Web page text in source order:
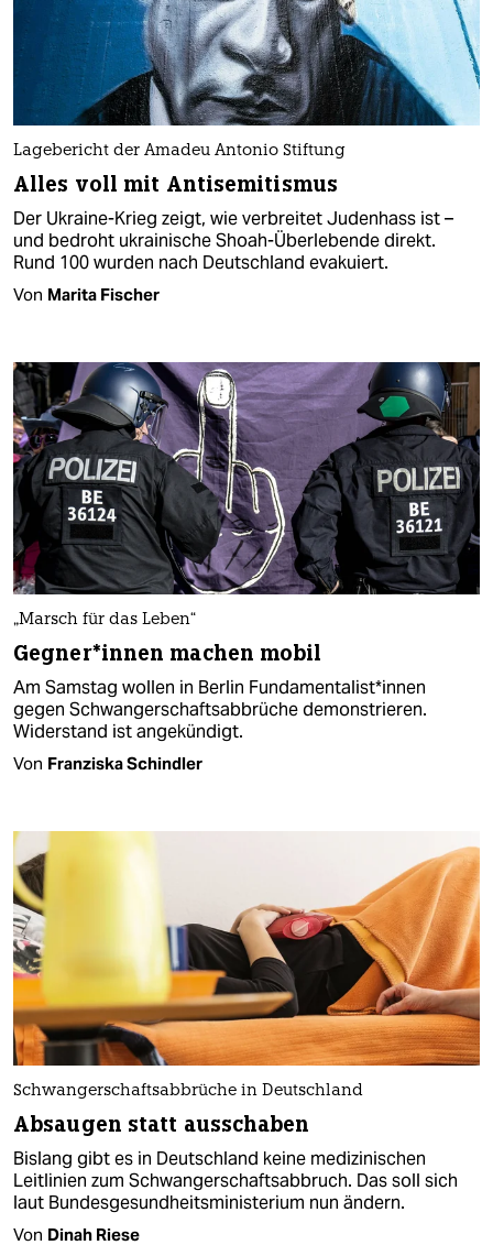
Lagebericht der Amadeu Antonio Stiftung
Alles voll mit Antisemitismus
Der Ukraine-Krieg zeigt, wie verbreitet Judenhass ist –
und bedroht ukrainische Shoah-Überlebende direkt.
Rund 100 wurden nach Deutschland evakuiert.
Von Marita Fischer
„Marsch für das Leben“
Gegner*innen machen mobil
Am Samstag wollen in Berlin Fundamentalist*innen
gegen Schwangerschaftsabbrüche demonstrieren.
Widerstand ist angekündigt.
Von Franziska Schindler
Schwangerschaftsabbrüche in Deutschland
Absaugen statt ausschaben
Bislang gibt es in Deutschland keine medizinischen
Leitlinien zum Schwangerschaftsabbruch. Das soll sich
laut Bundesgesundheitsministerium nun ändern.
Von Dinah Riese